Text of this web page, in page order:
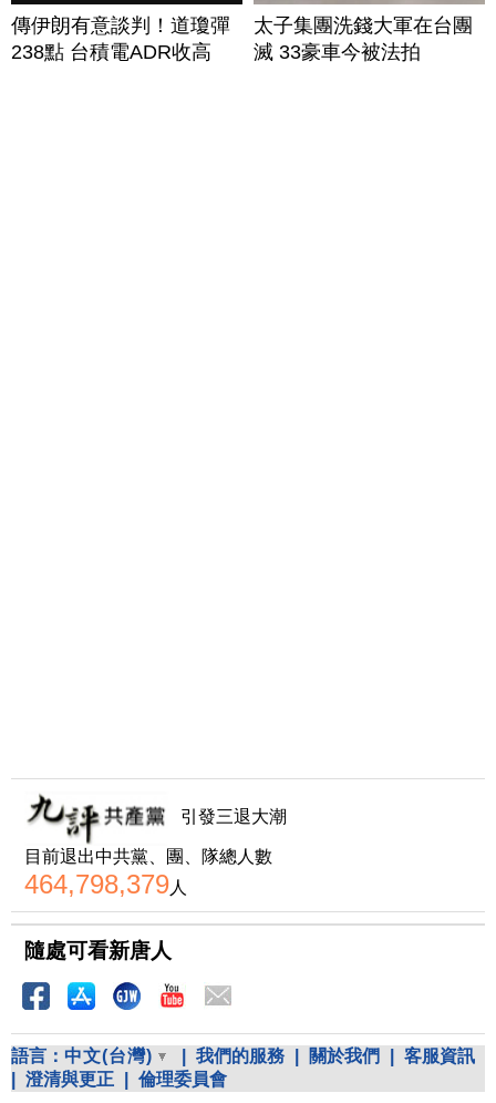
傳伊朗有意談判！道瓊彈
238點 台積電ADR收高
太子集團洗錢大軍在台團
滅 33豪車今被法拍
引發三退大潮
目前退出中共黨、團、隊總人數
464,798,379人
隨處可看新唐人
語言： 中文(台灣) 我們的服務 關於我們
客服資訊
澄清與更正 倫理委員會